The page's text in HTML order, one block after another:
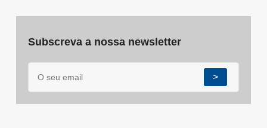
Subscreva a nossa newsletter
>